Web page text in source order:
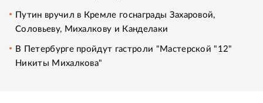
Путин вручил в Кремле госнаграды Захаровой,
Соловьеву, Михалкову и Канделаки
В Петербурге пройдут гастроли "Мастерской "12"
Никиты Михалкова"